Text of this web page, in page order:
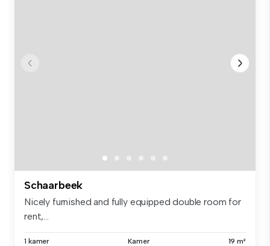
Schaarbeek
Nicely furnished and fully equipped double room for
rent,...
1 kamer Kamer 19 m²